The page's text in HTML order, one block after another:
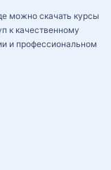
можно скачать курсы
к качественному
и профессиональном